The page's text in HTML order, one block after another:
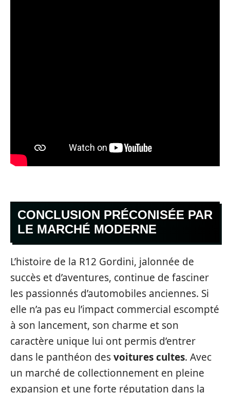
CONCLUSION PRÉCONISÉE PAR
LE MARCHÉ MODERNE
L’histoire de la R12 Gordini, jalonnée de
succès et d’aventures, continue de fasciner
les passionnés d’automobiles anciennes. Si
elle n’a pas eu l’impact commercial escompté
à son lancement, son charme et son
caractère unique lui ont permis d’entrer
dans le panthéon desvoitures cultes. Avec
un marché de collectionnement en pleine
expansion et une forte réputation dans la